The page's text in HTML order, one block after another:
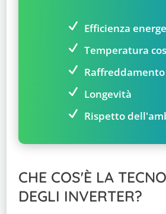
Efficienza
Temperatura
Longevità
Rispetto
CHE COS'È LA
DEGLI INVERTER?